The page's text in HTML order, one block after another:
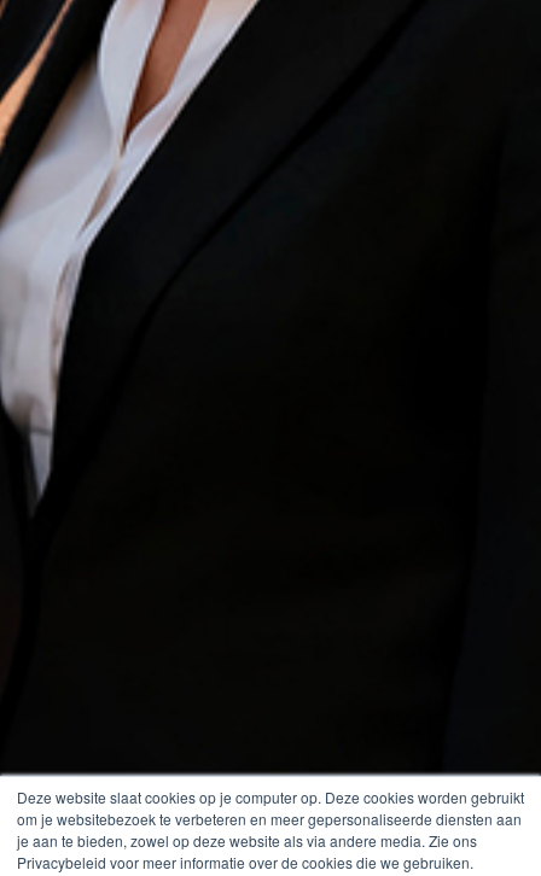
Deze website slaat cookies op je computer op. Deze cookies worden gebruikt
om je websitebezoek te verbeteren en meer gepersonaliseerde diensten aan
je aan te bieden, zowel op deze website als via andere media. Zie ons
Privacybeleid voor meer informatie over de cookies die we gebruiken.